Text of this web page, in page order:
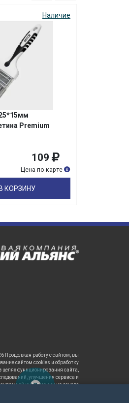
Наличие
Premium
109
Цена по карте
КОРЗИНУ
Продолжая работу с сайтом, вы
сайтом cookies и обработку
функционирования сайта,
улучшения сервиса и
информации на основе